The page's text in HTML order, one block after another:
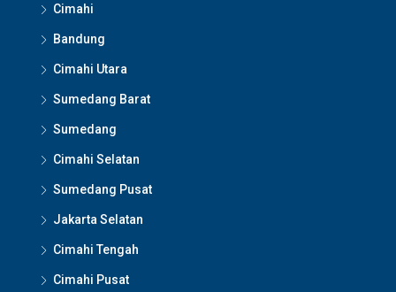
Cimahi
Bandung
Cimahi Utara
Sumedang Barat
Sumedang
Cimahi Selatan
Sumedang Pusat
Jakarta Selatan
Cimahi Tengah
Cimahi Pusat